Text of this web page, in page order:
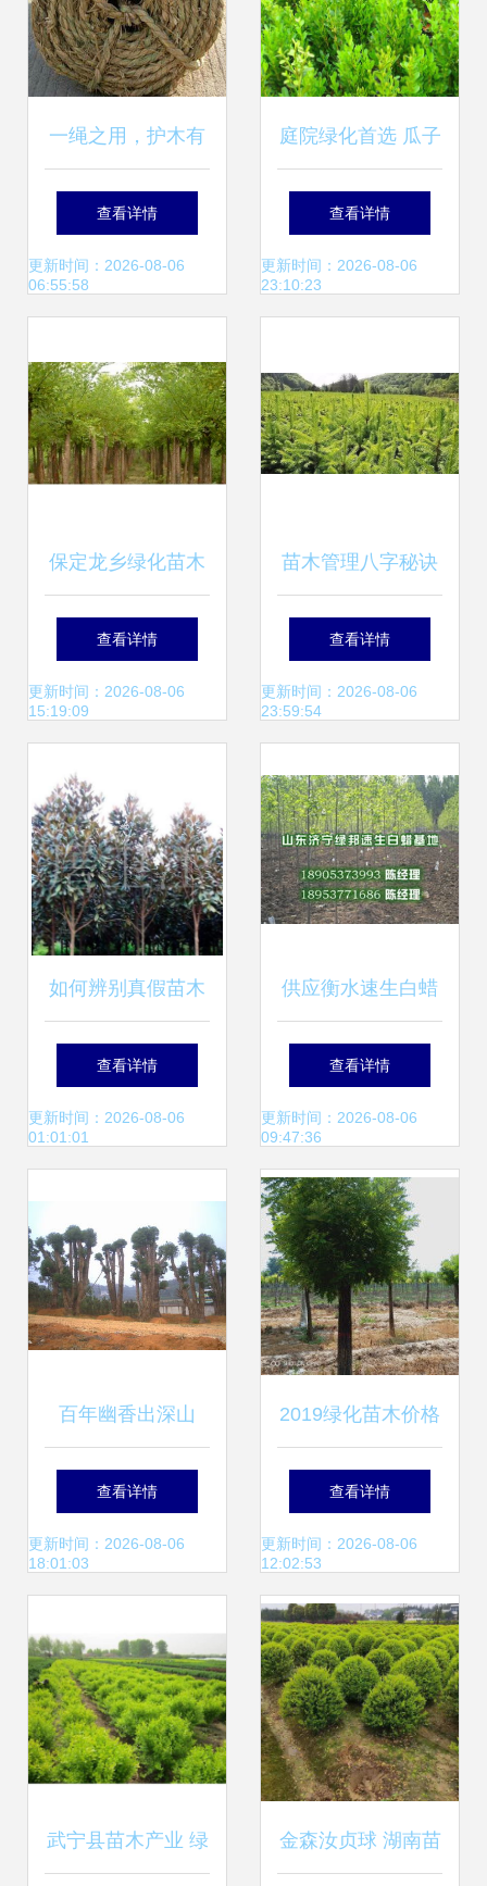
一绳之用，护木有
方 园艺稻草绳的实
用指南
查看详情
更新时间：2026-08-06
06:55:58
庭院绿化首选 瓜子
黄杨——四季常青
的耐寒绿篱植物
查看详情
更新时间：2026-08-06
23:10:23
保定龙乡绿化苗木
基地 品质苗木成就
绿色梦想
查看详情
更新时间：2026-08-06
15:19:09
苗木管理八字秘诀
领会便能减少损失
查看详情
更新时间：2026-08-06
23:59:54
如何辨别真假苗木
守护绿水青山的钥
匙
查看详情
更新时间：2026-08-06
01:01:01
供应衡水速生白蜡
树苗 优质厂家在线
报价与实拍苗木图
片一览
查看详情
更新时间：2026-08-06
09:47:36
百年幽香出深山
——探访湖南精品
深山含笑苗圃基地
查看详情
更新时间：2026-08-06
18:01:03
2019绿化苗木价格
与批发市场分析 园
林网苗木报价第4
页解读
查看详情
更新时间：2026-08-06
12:02:53
武宁县苗木产业 绿 金森汝贞球 湖南苗